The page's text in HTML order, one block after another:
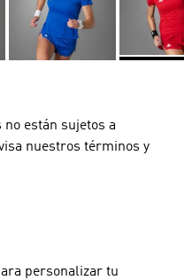
están sujetos a
nuestros términos y
personalizar tu